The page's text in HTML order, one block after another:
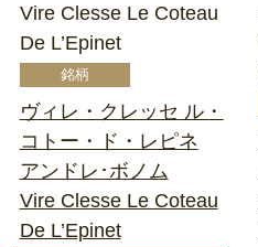
Vire Clesse Le Coteau
De L’Epinet
ヴィレ・クレッセ ル・
コトー・ド・レピネ
アンドレ･ボノム
Vire Clesse Le Coteau
De L’Epinet